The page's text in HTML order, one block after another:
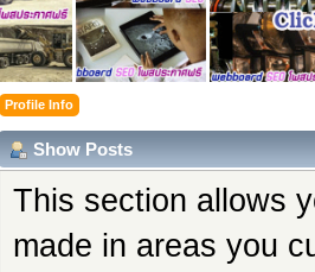
Profile Info
Show Posts
This section allows
made in areas you